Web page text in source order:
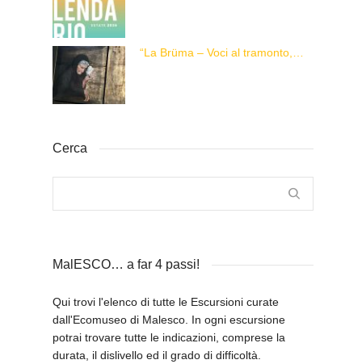
“La Brüma – Voci al tramonto, di una vita e di un’epoca”
Cerca
MalESCO… a far 4 passi!
Qui trovi l'elenco di tutte le Escursioni curate
dall'Ecomuseo di Malesco. In ogni escursione
potrai trovare tutte le indicazioni, comprese la
durata, il dislivello ed il grado di difficoltà.